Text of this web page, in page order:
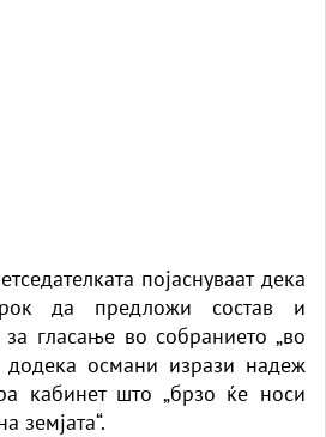
појаснуваат дека
да предложи состав и
гласање во собранието „во
додека османи изрази надеж
кабинет што „брзо ќе носи
земјата“.